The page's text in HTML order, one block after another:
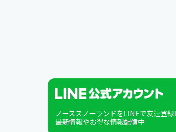
ノーススノーランドをLINEで友達登録!
最新情報やお得な情報配信中